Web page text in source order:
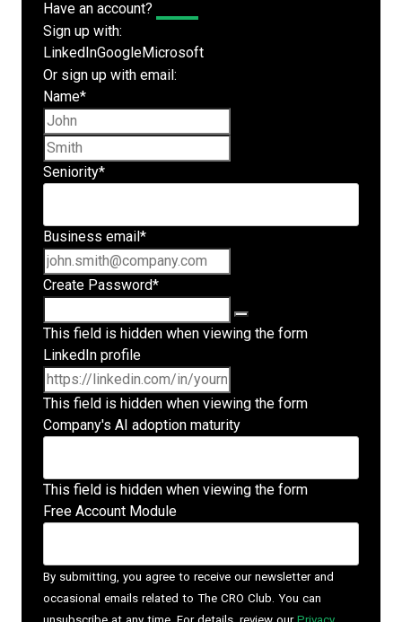
Have an account?
Sign up with:
LinkedInGoogleMicrosoft
Or sign up with email:
Name*
Seniority*
Business email *
Create Password*
This field is hidden when viewing the form
LinkedIn profile
This field is hidden when viewing the form
Company's AI adoption maturity
This field is hidden when viewing the form
Free Account Module
By submitting, you agree to receive our newsletter and
occasional emails related to The CRO Club. You can